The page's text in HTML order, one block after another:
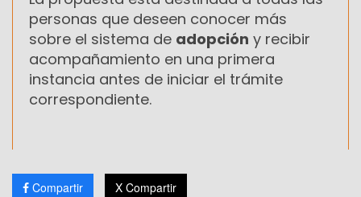
personas que deseen conocer más
sobre el sistema de adopción y recibir
acompañamiento en una primera
instancia antes de iniciar el trámite
correspondiente.
Compartir X Compartir